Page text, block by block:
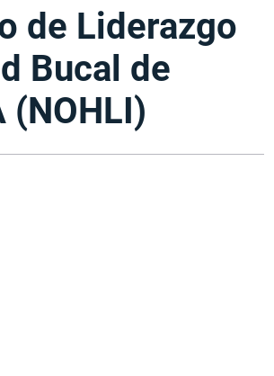
de Liderazgo
Bucal de
(NOHLI)